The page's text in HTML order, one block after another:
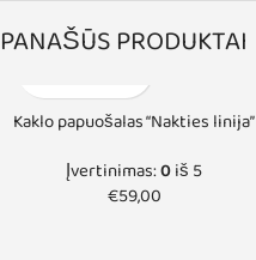
PANAŠŪS PRODUKTAI
Kaklo papuošalas “Nakties linija”
Įvertinimas:0iš 5
€59,00